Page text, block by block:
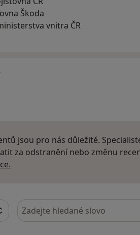
Škoda
vnitra ČR
jsou pro nás důležité.
za odstranění nebo změnu
Hledejte v názorech